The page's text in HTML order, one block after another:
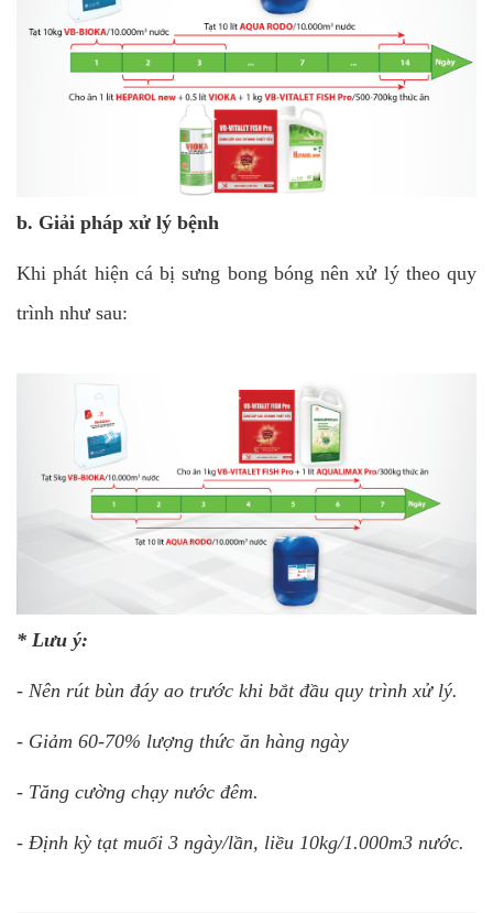
b. Giải pháp xử lý bệnh
Khi phát hiện cá bị sưng bong bóng nên xử lý theo quy
trình như sau:
* Lưu ý:
- Nên rút bùn đáy ao trước khi bắt đầu quy trình xử lý.
- Giảm 60-70% lượng thức ăn hàng ngày
- Tăng cường chạy nước đêm.
- Định kỳ tạt muối 3 ngày/lần, liều 10kg/1.000m3 nước.